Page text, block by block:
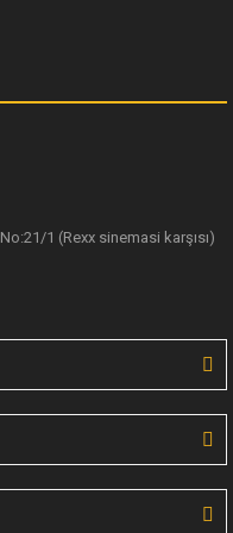
No:21/1 (Rexx sinemasi karşısı)